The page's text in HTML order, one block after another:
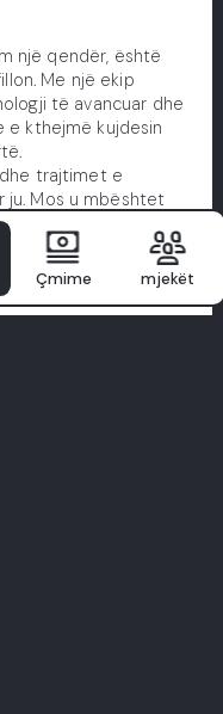
një qendër, është
Me një ekip
të avancuar dhe
e kthejmë kujdesin
trajtimet e
ju. Mos u mbështet
të vërteta nga
Bashkohuni me
Çmime mjekët